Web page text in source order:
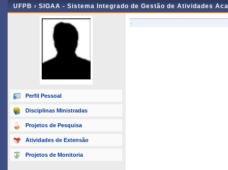
UFPB › SIGAA - Sistema Integrado de Gestão de Atividades
Perfil Pessoal
Disciplinas Ministradas
Projetos de Pesquisa
Atividades de Extensão
Projetos de Monitoria
-